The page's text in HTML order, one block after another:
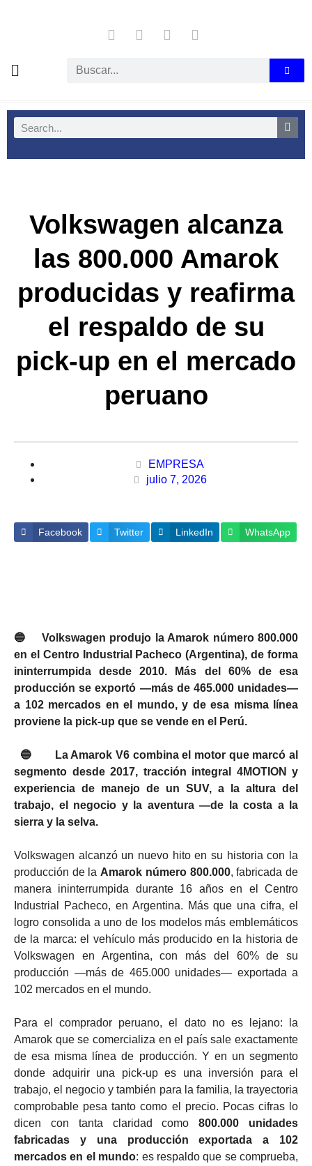
Volkswagen alcanza
las 800.000 Amarok
producidas y reafirma
el respaldo de su
pick-up en el mercado
peruano
EMPRESA
julio 7, 2026
Facebook Twitter LinkedIn WhatsApp
🔵 Volkswagen produjo la Amarok número 800.000
en el Centro Industrial Pacheco (Argentina), de forma
ininterrumpida desde 2010. Más del 60% de esa
producción se exportó —más de 465.000 unidades—
a 102 mercados en el mundo, y de esa misma línea
proviene la pick-up que se vende en el Perú.
🔵 La Amarok V6 combina el motor que marcó al
segmento desde 2017, tracción integral 4MOTION y
experiencia de manejo de un SUV, a la altura del
trabajo, el negocio y la aventura —de la costa a la
sierra y la selva.
Volkswagen alcanzó un nuevo hito en su historia con la
producción de la Amarok número 800.000, fabricada de
manera ininterrumpida durante 16 años en el Centro
Industrial Pacheco, en Argentina. Más que una cifra, el
logro consolida a uno de los modelos más emblemáticos
de la marca: el vehículo más producido en la historia de
Volkswagen en Argentina, con más del 60% de su
producción —más de 465.000 unidades— exportada a
102 mercados en el mundo.
Para el comprador peruano, el dato no es lejano: la
Amarok que se comercializa en el país sale exactamente
de esa misma línea de producción. Y en un segmento
donde adquirir una pick-up es una inversión para el
trabajo, el negocio y también para la familia, la trayectoria
comprobable pesa tanto como el precio. Pocas cifras lo
dicen con tanta claridad como800.000 unidades
fabricadas y una producción exportada a 102
mercados en el mundo: es respaldo que se comprueba,